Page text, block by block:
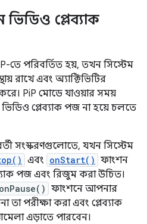
ভিডিও প্লেব্যাক
তে পরিবর্তিত হয়, তখন সিস্টেম
রাখে এবং অ্যাক্টিভিটির
PiP মোডে যাওয়ার সময়
প্লেব্যাক পজ না হয়ে চলতে
সংস্করণগুলোতে, যখন সিস্টেম
এবং onStart() ফাংশন
পজ এবং রিজুম করা উচিত।
onPause() ফাংশনে আপনার
পরীক্ষা করা এবং প্লেব্যাক
এড়াতে পারবেন।